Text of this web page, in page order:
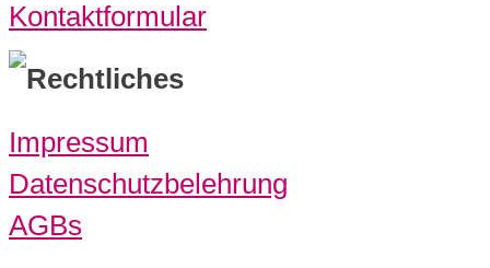
Kontaktformular
Rechtliches
Impressum
Datenschutzbelehrung
AGBs